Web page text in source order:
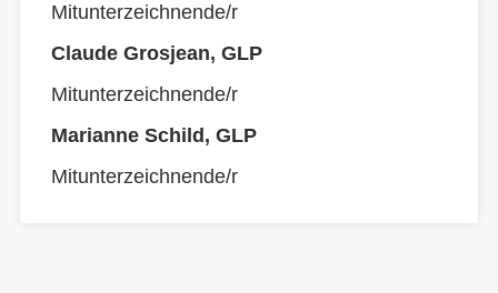
Mitunterzeichnende/r
Claude Grosjean, GLP
Mitunterzeichnende/r
Marianne Schild, GLP
Mitunterzeichnende/r